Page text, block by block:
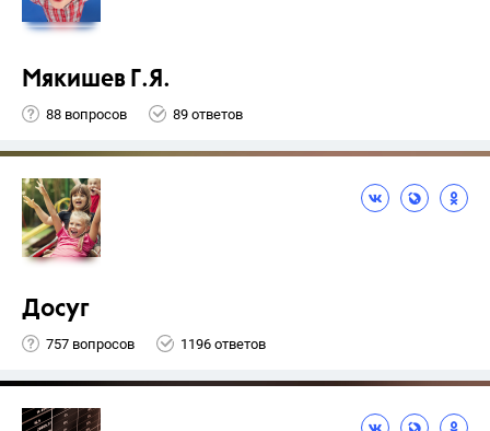
Мякишев Г.Я.
88 вопросов 89 ответов
Досуг
757 вопросов 1196 ответов